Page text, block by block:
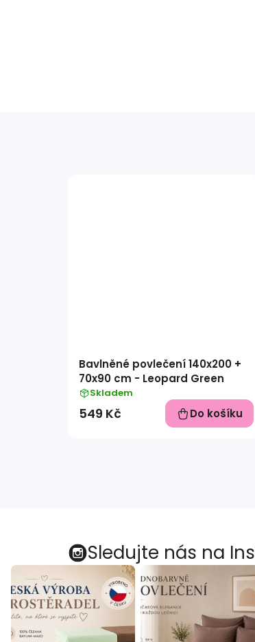
Bavlněné povlečení 140x200 +
70x90 cm - Leopard Green
Skladem
549 Kč Do košíku
Sledujte nás na